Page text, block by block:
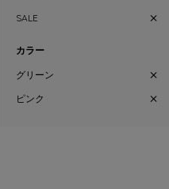
SALE
カラー
グリーン
ピンク